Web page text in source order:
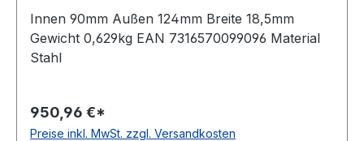
Innen 90mm Außen 124mm Breite 18,5mm
Gewicht 0,629kg EAN 7316570099096 Material
Stahl
950,96 €*
Preise inkl. MwSt. zzgl. Versandkosten